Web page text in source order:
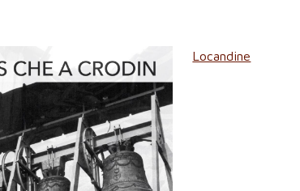
Locandine